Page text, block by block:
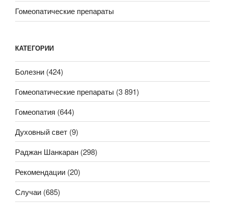
Гомеопатические препараты
КАТЕГОРИИ
Болезни (424)
Гомеопатические препараты (3 891)
Гомеопатия (644)
Духовный свет (9)
Раджан Шанкаран (298)
Рекомендации (20)
Случаи (685)